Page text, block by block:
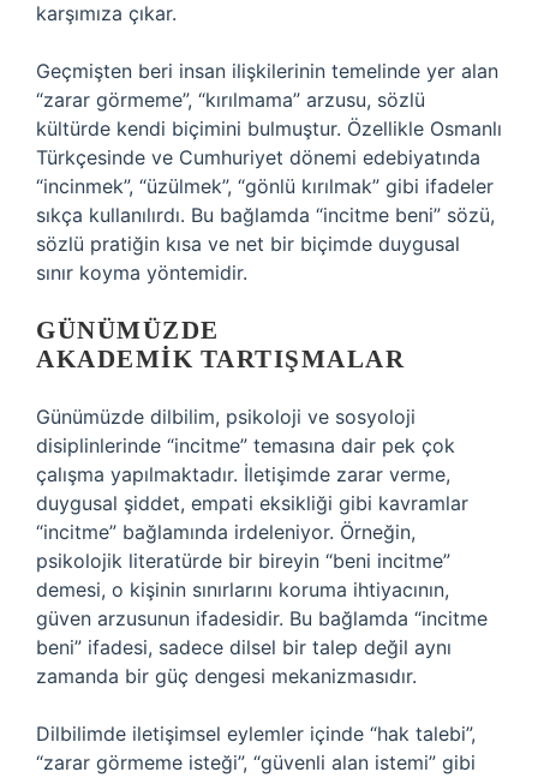
karşımıza çıkar.
Geçmişten beri insan ilişkilerinin temelinde yer alan
“zarar görmeme”, “kırılmama” arzusu, sözlü
kültürde kendi biçimini bulmuştur. Özellikle Osmanlı
Türkçesinde ve Cumhuriyet dönemi edebiyatında
“incinmek”, “üzülmek”, “gönlü kırılmak” gibi ifadeler
sıkça kullanılırdı. Bu bağlamda “incitme beni” sözü,
sözlü pratiğin kısa ve net bir biçimde duygusal
sınır koyma yöntemidir.
GÜNÜMÜZDE
AKADEMIK TARTIŞMALAR
Günümüzde dilbilim, psikoloji ve sosyoloji
disiplinlerinde “incitme” temasına dair pek çok
çalışma yapılmaktadır. İletişimde zarar verme,
duygusal şiddet, empati eksikliği gibi kavramlar
“incitme” bağlamında irdeleniyor. Örneğin,
psikolojik literatürde bir bireyin “beni incitme”
demesi, o kişinin sınırlarını koruma ihtiyacının,
güven arzusunun ifadesidir. Bu bağlamda “incitme
beni” ifadesi, sadece dilsel bir talep değil aynı
zamanda bir güç dengesi mekanizmasıdır.
Dilbilimde iletişimsel eylemler içinde “hak talebi”,
“zarar görmeme isteği”, “güvenli alan istemi” gibi